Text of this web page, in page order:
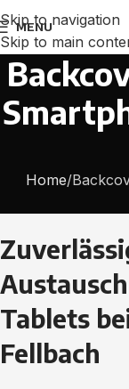
Skip to navigation
Skip to main
MENU
Home
Tablets
Fellbach